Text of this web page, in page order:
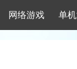
网络游戏 单